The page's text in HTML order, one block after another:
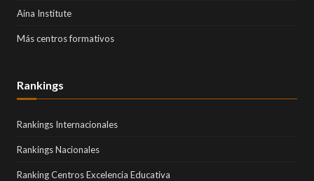
Aina Institute
Más centros formativos
Rankings
Rankings Internacionales
Rankings Nacionales
Ranking Centros Excelencia Educativa